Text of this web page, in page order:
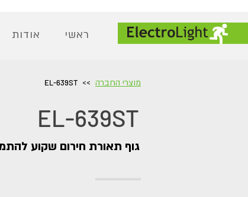
ראשי אודות
מוצרי החברה >>
EL-639ST
EL-639ST
גוף תאורת חירום שקוע